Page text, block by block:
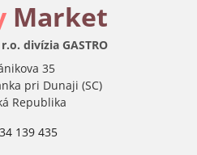
Market
divízia GASTRO
35
pri Dunaji (SC)
Republika
139 435